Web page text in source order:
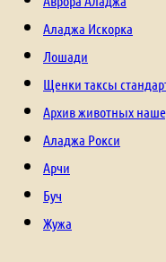
Аладжа Искорка
Лошади
Щенки таксы
Архив животных
Аладжа Рокси
Арчи
Буч
Жужа